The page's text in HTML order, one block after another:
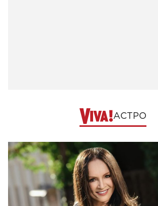
АСТРО